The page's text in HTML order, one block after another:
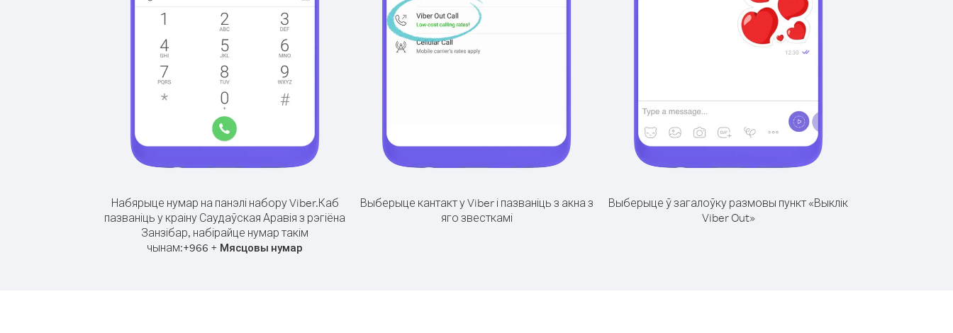
Набярыце нумар на панэлі набору Viber.Каб
пазваніць у краіну Саудаўская Аравія з рэгіёна
Занзібар, набірайце нумар такім
чынам:+966 + Мясцовы нумар
Выберыце кантакт у Viber і пазваніць з акна з
яго звесткамі
Выберыце ў загалоўку размовы пункт «Выклік
Viber Out»